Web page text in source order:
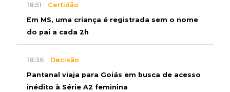
18:51 Certidão
Em MS, uma criança é registrada sem o nome
do pai a cada 2h
18:36 Decisão
Pantanal viaja para Goiás em busca de acesso
inédito à Série A2 feminina